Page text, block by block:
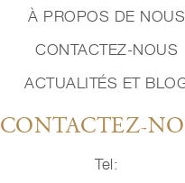
À PROPOS DE NOUS
CONTACTEZ-NOUS
ACTUALITÉS ET
CONTACTEZ-
Tel: